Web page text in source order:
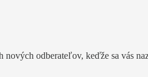
odberateľov, keďže sa vás